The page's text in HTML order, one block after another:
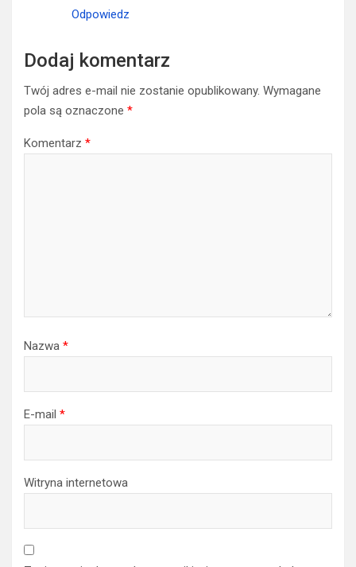
Odpowiedz
Dodaj komentarz
Twój adres e-mail nie zostanie opublikowany. Wymagane
pola są oznaczone *
Komentarz *
Nazwa *
E-mail *
Witryna internetowa